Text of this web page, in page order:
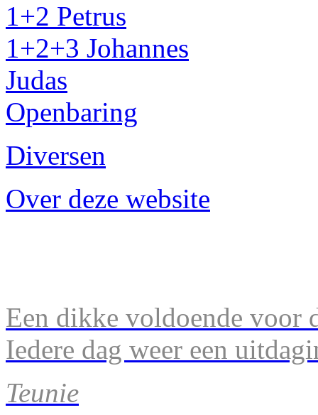
1+2 Petrus
1+2+3 Johannes
Judas
Openbaring
Diversen
Over deze website
Een dikke voldoende voor
Iedere dag weer een
Teunie